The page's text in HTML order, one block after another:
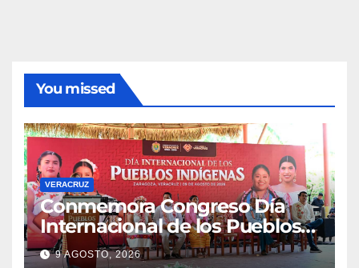
You missed
VERACRUZ
Conmemora Congreso Día
Internacional de los Pueblos
Indígenas
9 AGOSTO, 2026